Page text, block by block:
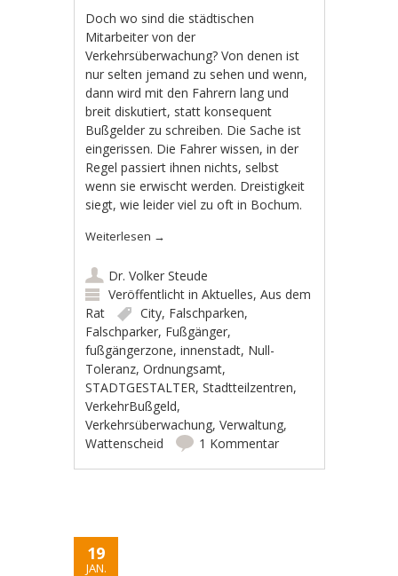
Doch wo sind die städtischen
Mitarbeiter von der
Verkehrsüberwachung? Von denen ist
nur selten jemand zu sehen und wenn,
dann wird mit den Fahrern lang und
breit diskutiert, statt konsequent
Bußgelder zu schreiben. Die Sache ist
eingerissen. Die Fahrer wissen, in der
Regel passiert ihnen nichts, selbst
wenn sie erwischt werden. Dreistigkeit
siegt, wie leider viel zu oft in Bochum.
Weiterlesen →
Dr. Volker Steude
Veröffentlicht inAktuelles,Aus dem
Rat
City, Falschparken,
Falschparker, Fußgänger,
fußgängerzone,innenstadt, Null-
Toleranz,Ordnungsamt,
STADTGESTALTER,Stadtteilzentren,
VerkehrBußgeld,
Verkehrsüberwachung,Verwaltung,
Wattenscheid
1 Kommentar
19
JAN.